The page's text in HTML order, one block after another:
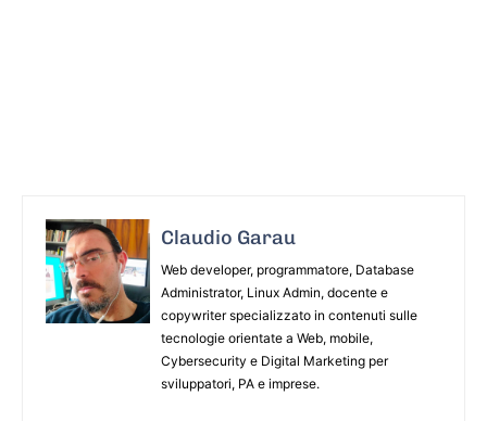
Claudio Garau
Web developer, programmatore, Database
Administrator, Linux Admin, docente e
copywriter specializzato in contenuti sulle
tecnologie orientate a Web, mobile,
Cybersecurity e Digital Marketing per
sviluppatori, PA e imprese.